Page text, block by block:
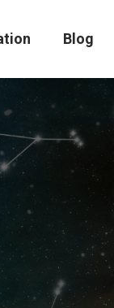
Blog